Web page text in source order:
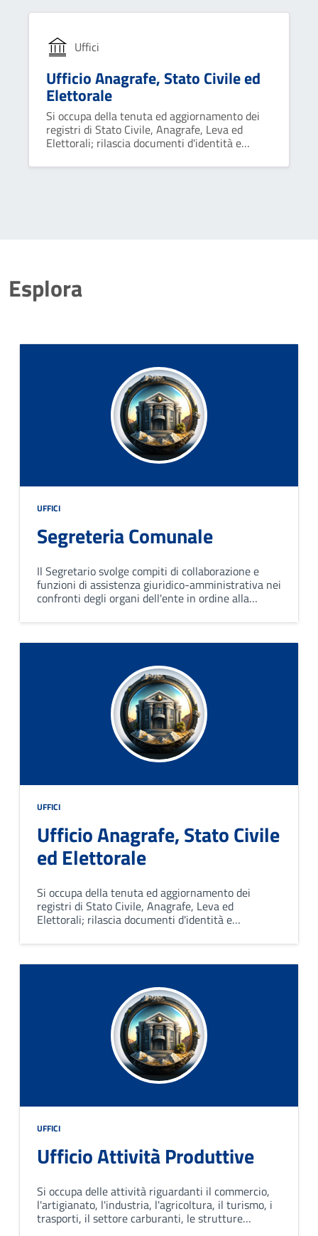
Uffici
Ufficio Anagrafe, Stato Civile ed
Elettorale
Si occupa della tenuta ed aggiornamento dei
registri di Stato Civile, Anagrafe, Leva ed
Elettorali; rilascia documenti d'identità e
l‘Anagrafe degli Italiani Residenti all’Estero.
Esplora
UFFICI
Segreteria Comunale
Il Segretario svolge compiti di collaborazione e
funzioni di assistenza giuridico-amministrativa nei
confronti degli organi dell'ente in ordine alla
allo statuto ed ai regolamenti.
UFFICI
Ufficio Anagrafe, Stato Civile
ed Elettorale
Si occupa della tenuta ed aggiornamento dei
registri di Stato Civile, Anagrafe, Leva ed
Elettorali; rilascia documenti d'identità e
l‘Anagrafe degli Italiani Residenti all’Estero.
UFFICI
Ufficio Attività Produttive
Si occupa delle attività riguardanti il commercio,
l'artigianato, l'industria, l'agricoltura, il turismo, i
trasporti, il settore carburanti, le strutture